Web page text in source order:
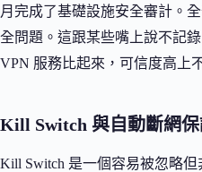
月完成了基礎設施安全審計。
全問題。這跟某些嘴上說不記
VPN 服務比起來，可信度高上
Kill Switch 與自動斷網
Kill Switch 是一個容易被忽略但